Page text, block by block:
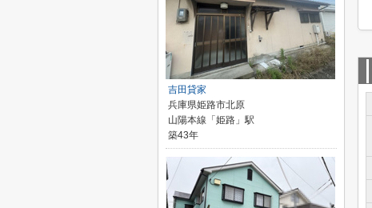
吉田貸家
兵庫県姫路市北原
山陽本線「姫路」駅
築43年